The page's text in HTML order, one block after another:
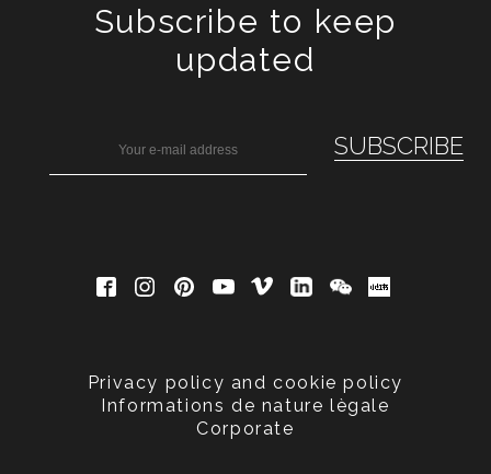
Subscribe to keep
updated
Privacy policy and cookie policy
Informations de nature lègale
Corporate